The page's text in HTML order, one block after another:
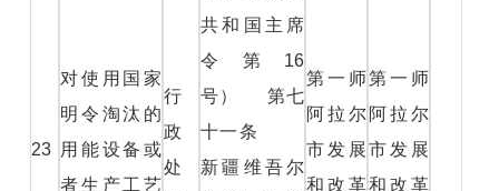
23
对使用国家
明令淘汰的
用能设备或
者生产工艺
行
政
处
共和国主席
令第16
号） 第七
十一条
新疆维吾尔
第一师
阿拉尔
市发展
和改革
第一师
阿拉尔
市发展
和改革